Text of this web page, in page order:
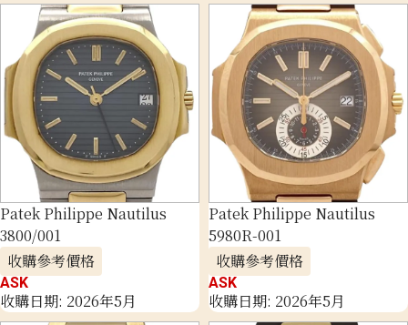
Patek Philippe Nautilus
3800/001
收購參考價格
ASK
收購日期: 2026年5月
Patek Philippe Nautilus
5980R-001
收購參考價格
ASK
收購日期: 2026年5月